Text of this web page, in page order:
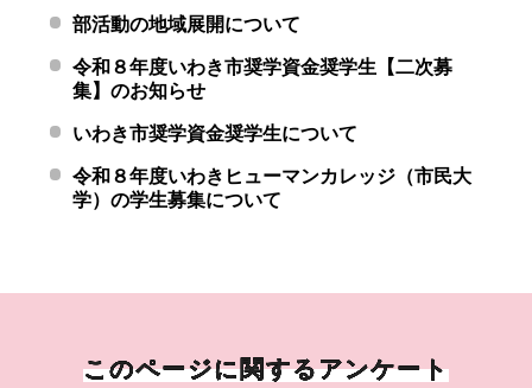
部活動の地域展開について
令和８年度いわき市奨学資金奨学生【二次募
集】のお知らせ
いわき市奨学資金奨学生について
令和８年度いわきヒューマンカレッジ（市民大
学）の学生募集について
このページに関するアンケート